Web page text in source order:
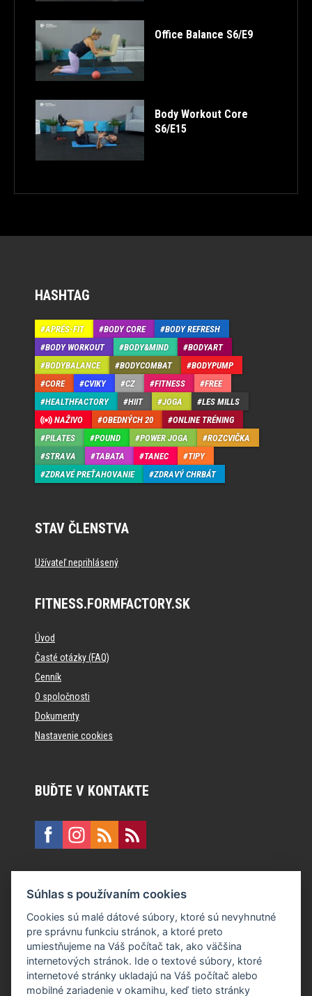
Office Balance S6/E9
Body Workout Core
S6/E15
HASHTAG
APRÉS-FIT BODY CORE
BODY REFRESH
BODY WORKOUT
BODY&MIND
BODYART
BODYBALANCE
BODYCOMBAT
BODYPUMP
CORE
CVIKY CZ FITNESS
FREE
HEALTHFACTORY
HIIT JOGA
LES MILLS
NAŽIVO
OBEDNÝCH 20
ONLINE TRÉNING
PILATES
POUND POWER JOGA
ROZCVIČKA
STRAVA
TABATA TANEC
TIPY
ZDRAVÉ PREŤAHOVANIE
ZDRAVÝ CHRBÁT
STAV ČLENSTVA
Užívateľ neprihlásený
FITNESS.FORMFACTORY.SK
Úvod
Časté otázky (FAQ)
Cenník
O spoločnosti
Dokumenty
Nastavenie cookies
BUĎTE V KONTAKTE
E:recepcia@formfactory.sk
Form Factory Slovakia s.r.o., Ružová dolina 480/6, 821 08
Bratislava
Za publikovaný obsah sú zodpovední jednotliví autori.
Súhlas s používaním cookies
Cookies sú malé dátové súbory, ktoré sú nevyhnutné
pre správnu funkciu stránok, a ktoré preto
umiestňujeme na Váš počítač tak, ako väčšina
internetových stránok. Ide o textové súbory, ktoré
internetové stránky ukladajú na Váš počítač alebo
mobilné zariadenie v okamihu, keď tieto stránky